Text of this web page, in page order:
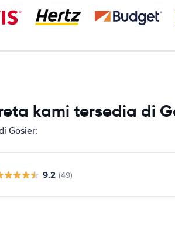
kami tersedia di
Gosier:
9.2 (49)